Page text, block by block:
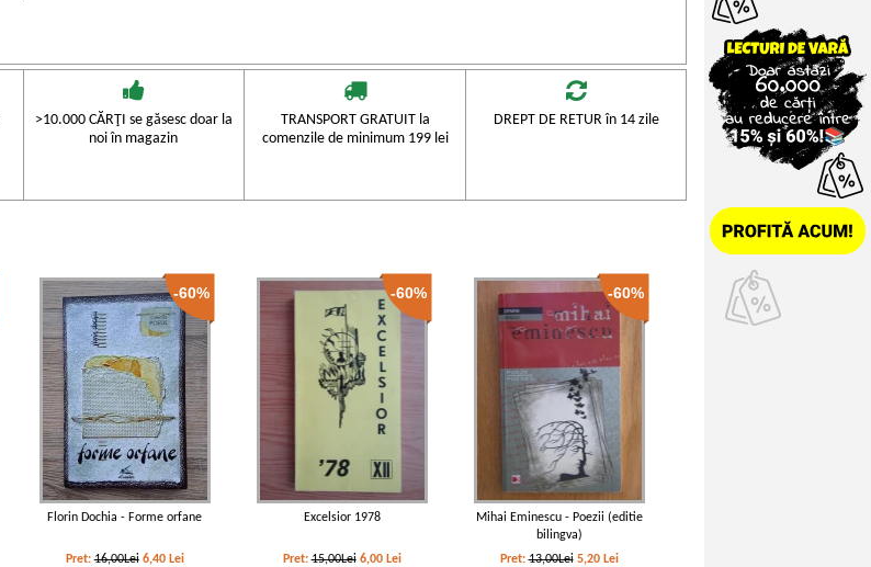
>10.000 CĂRŢI se găsesc doar la
noi în magazin
TRANSPORT GRATUIT la
comenzile de minimum 199 lei
DREPT DE RETUR în 14 zile
-60%
Florin Dochia - Forme orfane
Pret:16,00Lei 6,40 Lei
-60%
Excelsior 1978
Pret:15,00Lei 6,00 Lei
-60%
Mihai Eminescu - Poezii (editie
bilingva)
Pret:13,00Lei 5,20 Lei